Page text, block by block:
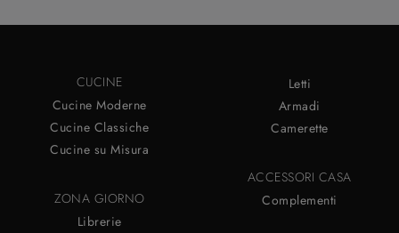
CUCINE
Cucine Moderne
Cucine Classiche
Cucine su Misura
ZONA GIORNO
Librerie
Letti
Armadi
Camerette
ACCESSORI CASA
Complementi